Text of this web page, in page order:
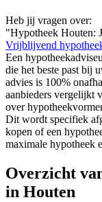
Heb jij vragen over:
"Hypotheek Houten:
Vrijblijvend
Een
die het beste past bij
advies is 100%
aanbieders vergelijkt
over
Dit wordt specifiek
kopen of een
maximale hypotheek
Overzicht
in Houten